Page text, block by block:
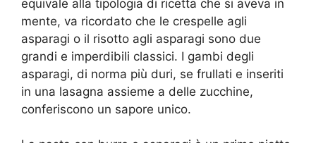
equivale alla tipologia di ricetta che si aveva in
mente, va ricordato che le crespelle agli
asparagi o il risotto agli asparagi sono due
grandi e imperdibili classici. I gambi degli
asparagi, di norma più duri, se frullati e inseriti
in una lasagna assieme a delle zucchine,
conferiscono un sapore unico.